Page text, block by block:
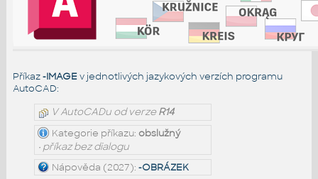
Příkaz-IMAGEv jednotlivých jazykových verzích programu
AutoCAD:
V AutoCADu od verzeR14
Kategorie příkazu: obslužný
• příkaz bez dialogu
Nápověda (2027): -OBRÁZEK